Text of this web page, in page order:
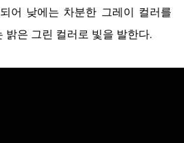
어 낮에는 차분한 그레이 컬러를
밝은 그린 컬러로 빛을 발한다.